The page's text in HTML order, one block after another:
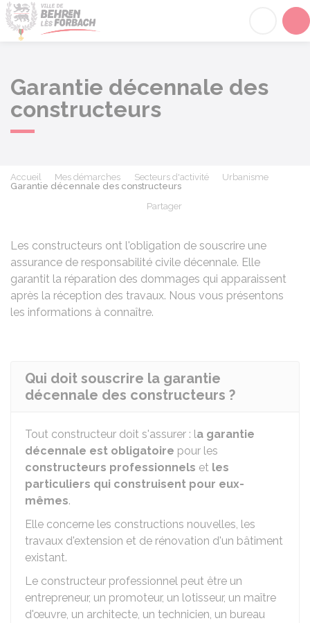
Garantie décennale des
constructeurs
Accueil Mes démarches Secteurs d'activité
Urbanisme
Garantie décennale des constructeurs
Partager
Les constructeurs ont l'obligation de souscrire une
assurance de responsabilité civile décennale. Elle
garantit la réparation des dommages qui apparaissent
après la réception des travaux. Nous vous présentons
les informations à connaître.
Qui doit souscrire la garantie
décennale des constructeurs ?
Tout constructeur doit s'assurer : la garantie
décennale est obligatoire pour les
constructeurs professionnels et les
particuliers qui construisent pour eux-
mêmes.
Elle concerne les constructions nouvelles, les
travaux d'extension et de rénovation d'un bâtiment
existant.
Le constructeur professionnel peut être un
entrepreneur, un promoteur, un lotisseur, un maître
d'œuvre, un architecte, un technicien, un bureau